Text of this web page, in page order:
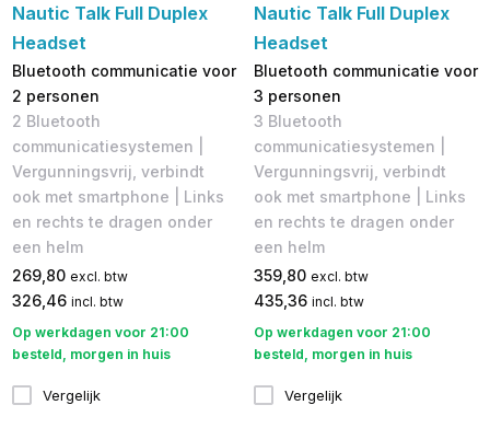
Nautic Talk Full Duplex
Headset
Bluetooth communicatie voor
2 personen
2 Bluetooth
communicatiesystemen |
Vergunningsvrij, verbindt
ook met smartphone | Links
en rechts te dragen onder
een helm
269,80 excl. btw
326,46 incl. btw
Op werkdagen voor 21:00
besteld, morgen in huis
Vergelijk
Nautic Talk Full Duplex
Headset
Bluetooth communicatie voor
3 personen
3 Bluetooth
communicatiesystemen |
Vergunningsvrij, verbindt
ook met smartphone | Links
en rechts te dragen onder
een helm
359,80 excl. btw
435,36 incl. btw
Op werkdagen voor 21:00
besteld, morgen in huis
Vergelijk